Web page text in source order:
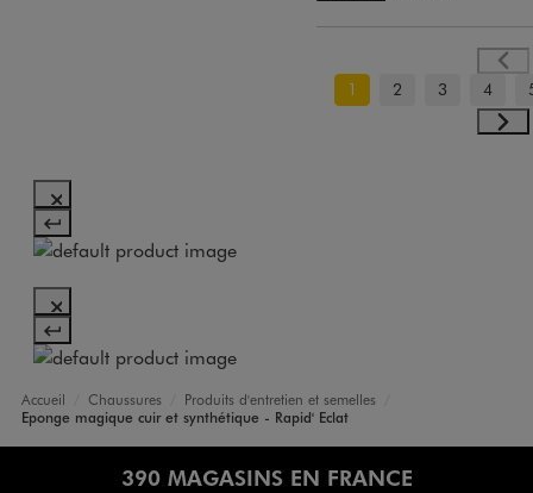
1 2 3 4
Accueil Chaussures
Produits d'entretien et semelles
Eponge magique cuir et synthétique - Rapid' Eclat
390 MAGASINS EN FRANCE